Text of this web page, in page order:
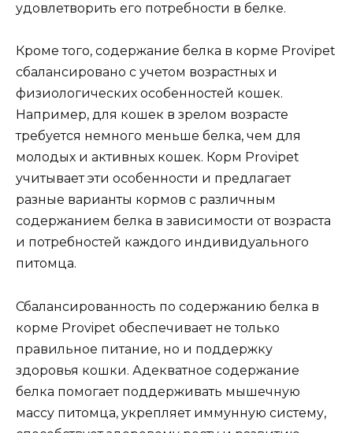
удовлетворить его потребности в белке.
Кроме того, содержание белка в корме Provipet
сбалансировано с учетом возрастных и
физиологических особенностей кошек.
Например, для кошек в зрелом возрасте
требуется немного меньше белка, чем для
молодых и активных кошек. Корм Provipet
учитывает эти особенности и предлагает
разные варианты кормов с различным
содержанием белка в зависимости от возраста
и потребностей каждого индивидуального
питомца.
Сбалансированность по содержанию белка в
корме Provipet обеспечивает не только
правильное питание, но и поддержку
здоровья кошки. Адекватное содержание
белка помогает поддерживать мышечную
массу питомца, укрепляет иммунную систему,